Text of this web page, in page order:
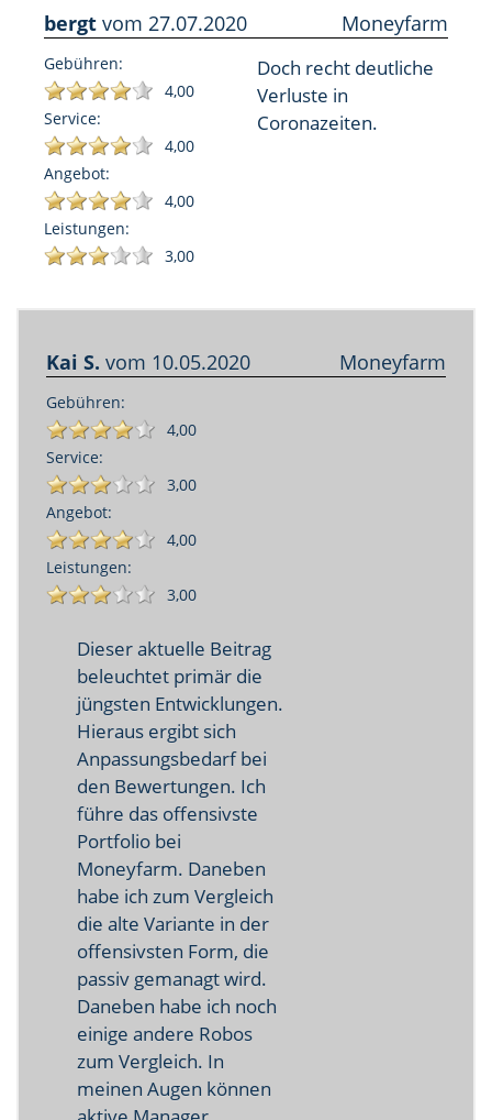
bergt vom 27.07.2020 Moneyfarm
Gebühren:
4,00
Service:
4,00
Angebot:
4,00
Leistungen:
3,00
Doch recht deutliche
Verluste in
Coronazeiten.
Kai S. vom 10.05.2020 Moneyfarm
Gebühren:
4,00
Service:
3,00
Angebot:
4,00
Leistungen:
3,00
Dieser aktuelle Beitrag
beleuchtet primär die
jüngsten Entwicklungen.
Hieraus ergibt sich
Anpassungsbedarf bei
den Bewertungen. Ich
führe das offensivste
Portfolio bei
Moneyfarm. Daneben
habe ich zum Vergleich
die alte Variante in der
offensivsten Form, die
passiv gemanagt wird.
Daneben habe ich noch
einige andere Robos
zum Vergleich. In
meinen Augen können